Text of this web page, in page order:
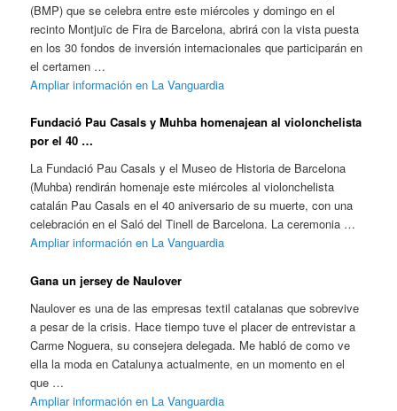
(BMP) que se celebra entre este miércoles y domingo en el
recinto Montjuïc de Fira de Barcelona, abrirá con la vista puesta
en los 30 fondos de inversión internacionales que participarán en
el certamen …
Ampliar información en La Vanguardia
Fundació Pau Casals y Muhba homenajean al violonchelista
por el 40 …
La Fundació Pau Casals y el Museo de Historia de Barcelona
(Muhba) rendirán homenaje este miércoles al violonchelista
catalán Pau Casals en el 40 aniversario de su muerte, con una
celebración en el Saló del Tinell de Barcelona. La ceremonia …
Ampliar información en La Vanguardia
Gana un jersey de Naulover
Naulover es una de las empresas textil catalanas que sobrevive
a pesar de la crisis. Hace tiempo tuve el placer de entrevistar a
Carme Noguera, su consejera delegada. Me habló de como ve
ella la moda en Catalunya actualmente, en un momento en el
que …
Ampliar información en La Vanguardia